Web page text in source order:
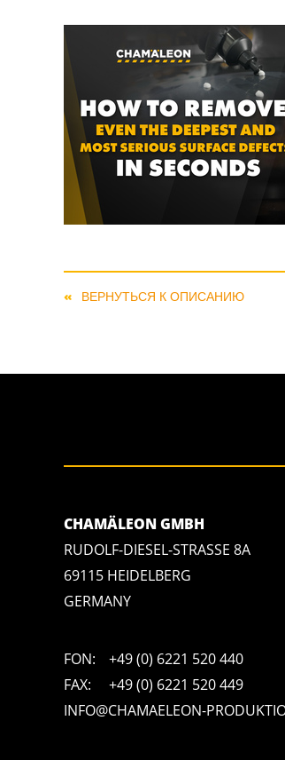
ВЕРНУТЬСЯ К ОПИСАНИЮ
CHAMÄLEON GMBH
RUDOLF-DIESEL-STRASSE 8A
69115 HEIDELBERG
GERMANY
FON:
+49 (0) 6221 520 440
FAX:
+49 (0) 6221 520 449
INFO@CHAMAELEON-